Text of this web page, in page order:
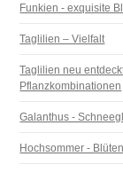
Funkien - exquisite
Taglilien – Vielfalt
Taglilien neu
Pflanzkombinationen
Galanthus -
Hochsommer -